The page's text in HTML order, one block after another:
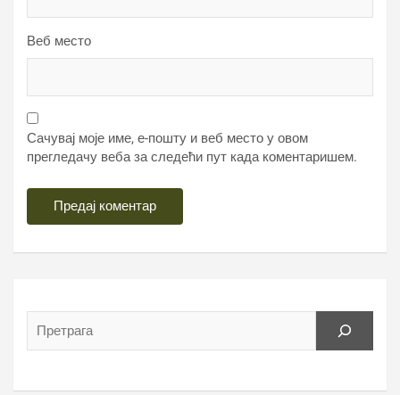
Веб место
Сачувај моје име, е-пошту и веб место у овом
прегледачу веба за следећи пут када коментаришем.